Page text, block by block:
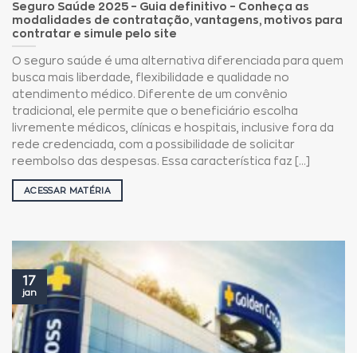
Seguro Saúde 2025 – Guia definitivo – Conheça as
modalidades de contratação, vantagens, motivos para
contratar e simule pelo site
O seguro saúde é uma alternativa diferenciada para quem
busca mais liberdade, flexibilidade e qualidade no
atendimento médico. Diferente de um convênio
tradicional, ele permite que o beneficiário escolha
livremente médicos, clínicas e hospitais, inclusive fora da
rede credenciada, com a possibilidade de solicitar
reembolso das despesas. Essa característica faz [...]
ACESSAR MATÉRIA
17
jan